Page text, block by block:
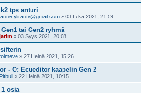
tps anturi
janne.yliranta@gmail.com » 03 Loka 2021, 21:59
tai Gen2 ryhmä
jarim » 03 Syys 2021, 20:08
sifterin
toimeve » 27 Heinä 2021, 15:26
- O: Ecueditor kaapelin Gen 2
Pitbull » 22 Heinä 2021, 10:15
1 osia